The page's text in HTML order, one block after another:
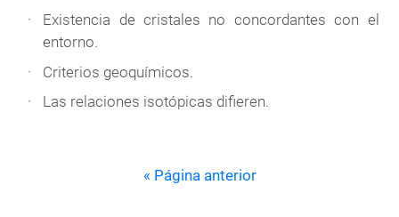
Existencia de cristales no concordantes con el
entorno.
Criterios geoquímicos.
Las relaciones isotópicas difieren.
« Página anterior